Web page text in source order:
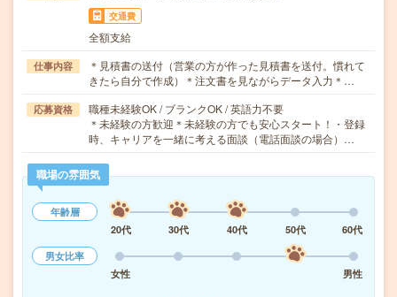
交通費
全額支給
仕事内容
＊見積書の送付（営業の方が作った見積書を送付。慣れて
きたら自分で作成）＊注文書を見ながらデータ入力＊…
応募資格
職種未経験OK / ブランクOK / 英語力不要
＊未経験の方歓迎＊未経験の方でも安心スタート！・登録
時、キャリアを一緒に考える面談（電話面談の場合）…
職場の雰囲気
年齢層
20代
30代 40代 50代
60代
男女比率
女性
男性